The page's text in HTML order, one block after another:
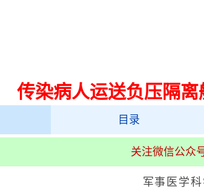
传染病人运送负压隔
目录
关注微信公众
军事医学科